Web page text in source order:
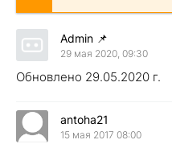
Admin 📌
29 мая 2020, 09:30
Обновлено 29.05.2020 г.
antoha21
15 мая 2017 08:00